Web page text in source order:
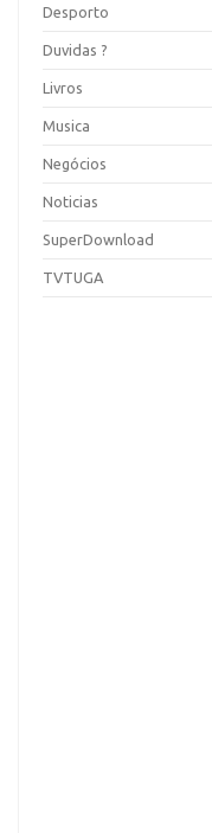
Desporto
Duvidas ?
Livros
Musica
Negócios
Noticias
SuperDownload
TVTUGA